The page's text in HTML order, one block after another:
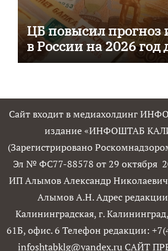
ЦБ повысил
в России на 2026 год
Сайт входит в медиахолдинг
издание «ИНФОШТАБ
(Зарегистрировано
Эл № ФС77-88578 от 29 октября
ИП Алымов Александр
Алымов А.Н. Адрес
Калининградская, г.
61Б, офис. 6 Телефон редакции:
infoshtabklg@yandex.ru САЙТ